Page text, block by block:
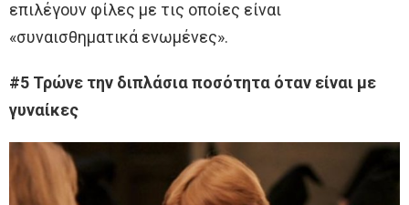
επιλέγουν φίλες με τις οποίες είναι
«συναισθηματικά ενωμένες».
#5 Τρώνε την διπλάσια ποσότητα όταν είναι με
γυναίκες